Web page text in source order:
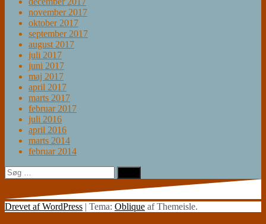
november 2017
oktober 2017
september 2017
august 2017
juli 2017
juni 2017
maj 2017
april 2017
marts 2017
februar 2017
juli 2016
april 2016
marts 2014
februar 2014
Søg
efter:
Drevet af WordPress | Tema: Oblique af Themeisle.